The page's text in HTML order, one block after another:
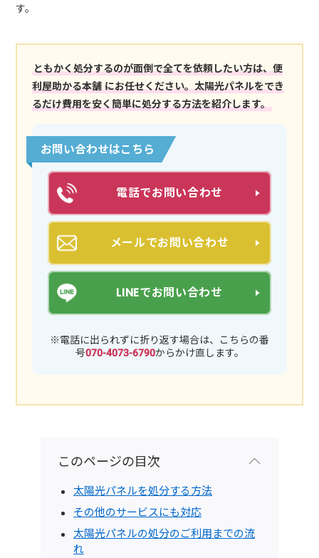
す。
ともかく処分するのが面倒で全てを依頼したい方は、便
利屋助かる本舗 にお任せください。太陽光パネルをでき
るだけ費用を安く簡単に処分する方法を紹介します。
お問い合わせはこちら
電話でお問い合わせ
メールでお問い合わせ
LINEでお問い合わせ
※電話に出られずに折り返す場合は、こちらの番
号070-4073-6790からかけ直します。
このページの目次
太陽光パネルを処分する方法
その他のサービスにも対応
太陽光パネルの処分のご利用までの流
れ